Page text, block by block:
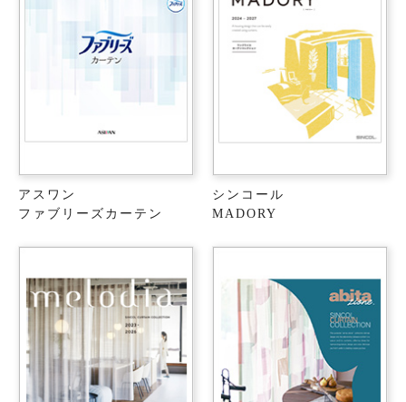
アスワン
ファブリーズカーテン
シンコール
MADORY